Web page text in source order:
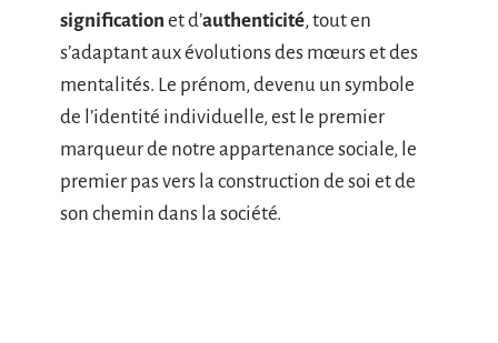
signification et d’authenticité, tout en
s’adaptant aux évolutions des mœurs et des
mentalités. Le prénom, devenu un symbole
de l’identité individuelle, est le premier
marqueur de notre appartenance sociale, le
premier pas vers la construction de soi et de
son chemin dans la société.